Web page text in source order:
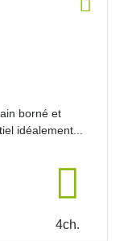
borné et
idéalement...
4ch.